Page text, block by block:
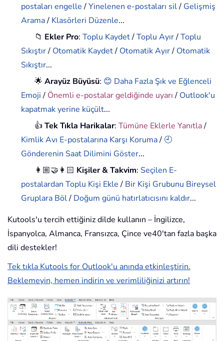
postaları engelle/Yinelenen e-postaları sil/ Gelişmiş
Arama/ Klasörleri Düzenle...
📁 Ekler Pro:Toplu Kaydet/Toplu Ayır/Toplu
Sıkıştır/ Otomatik Kaydet/ Otomatik Ayır/ Otomatik
Sıkıştır...
🌟Arayüz Büyüsü: 😊 Daha Fazla Şık ve Eğlenceli
Emoji/ Önemli e-postalar geldiğinde uyarı/ Outlook'u
kapatmak yerine küçült...
👍Tek Tıkla Harikalar:Tümüne Eklerle Yanıtla/
Kimlik Avı E-postalarına Karşı Koruma/ 🕘
Gönderenin Saat Dilimini Göster...
👩🏼‍🤝‍👩🏻 Kişiler & Takvim: Seçilen E-
postalardan Toplu Kişi Ekle/ Bir Kişi Grubunu Bireysel
Gruplara Böl/ Doğum günü hatırlatıcısını kaldır...
Kutools'u tercih ettiğiniz dilde kullanın – İngilizce,
İspanyolca, Almanca, Fransızca, Çince ve40'tan fazla başka
dili destekler!
Tek tıkla Kutools for Outlook'u anında etkinleştirin.
Beklemeyin, hemen indirin ve verimliliğinizi artırın!